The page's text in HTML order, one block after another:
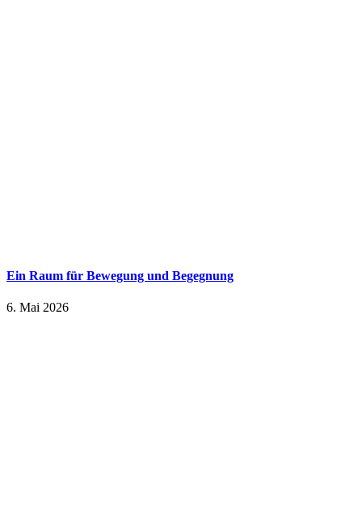
Ein Raum für Bewegung und Begegnung
6. Mai 2026